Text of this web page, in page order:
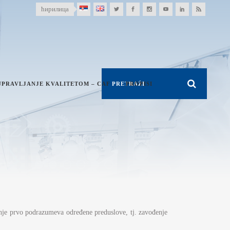
ћирилица
KVALITETOM – CAF PROPISI
prvo podrazumeva određene preduslove, tj. zavođenje